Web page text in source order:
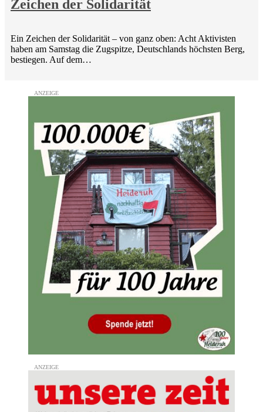
Zeichen der Solidarität
Ein Zeichen der Solidarität – von ganz oben: Acht Aktivisten
haben am Samstag die Zugspitze, Deutschlands höchsten Berg,
bestiegen. Auf dem…